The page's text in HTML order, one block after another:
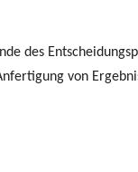
des
von